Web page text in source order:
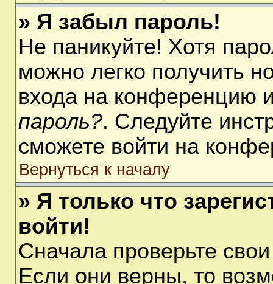
» Я забыл пароль!
Не паникуйте! Хотя
можно легко получить
входа на конференцию
пароль?. Следуйте
сможете войти на
Вернуться к началу
» Я только что
войти!
Сначала проверьте
Если они верны, то